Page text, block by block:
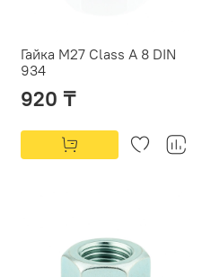
Гайка М27 Class A 8 DIN
934
920 ₸